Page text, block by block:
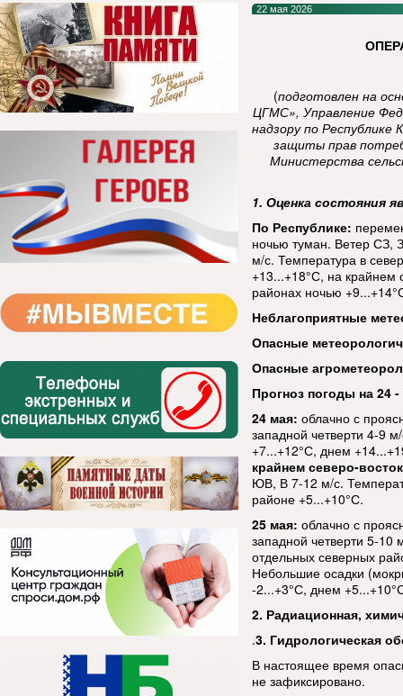
22 мая 2026
(подготовлен на
ЦГМС», Управление
надзору по Республике
защиты прав
Министерства
1. Оценка состояния
По Республике:
ночью туман. Ветер
м/с. Температура в
+13...+18°С, на крайнем
районах ночью
Неблагоприятные
Опасные
Опасные
Прогноз погоды на 24
24 мая: облачно с
западной четверти 4-9
+7...+12°С, днем
крайнем северо-
ЮВ, В 7-12 м/с.
районе +5...+10°С.
25 мая: облачно с
западной четверти 5-
отдельных северных
Небольшие осадки
-2...+3°С, днем
2. Радиационная,
.3. Гидрологическая
В настоящее время
не зафиксировано.